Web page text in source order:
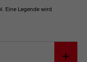
Eine Legende wird